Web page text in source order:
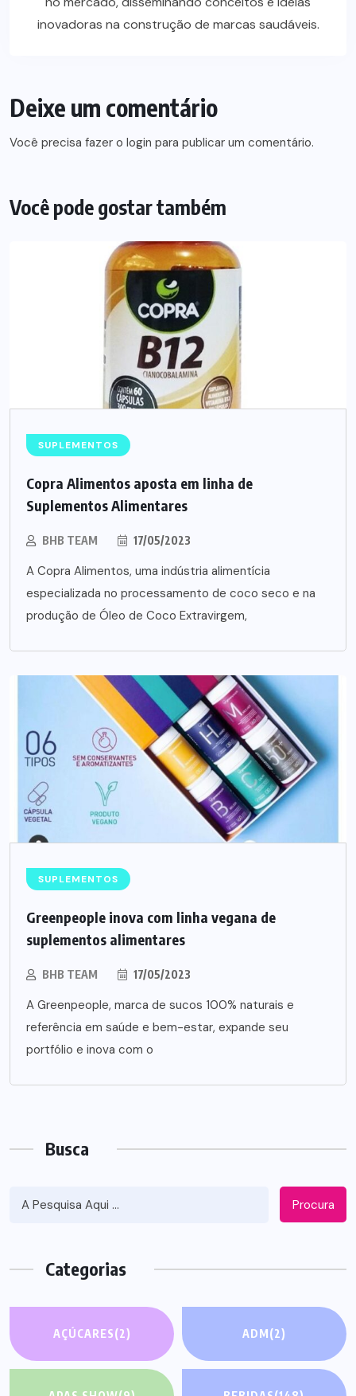
inovadoras na construção de marcas saudáveis.
Deixe um comentário
Você precisa fazer o login para publicar um comentário.
Você pode gostar também
SUPLEMENTOS
Copra Alimentos aposta em linha de
Suplementos Alimentares
BHB TEAM 17/05/2023
A Copra Alimentos, uma indústria alimentícia
especializada no processamento de coco seco e na
produção de Óleo de Coco Extravirgem,
SUPLEMENTOS
Greenpeople inova com linha vegana de
suplementos alimentares
BHB TEAM 17/05/2023
A Greenpeople, marca de sucos 100% naturais e
referência em saúde e bem-estar, expande seu
portfólio e inova com o
Busca
Procura
Categorias
AÇÚCARES(2) ADM(2)